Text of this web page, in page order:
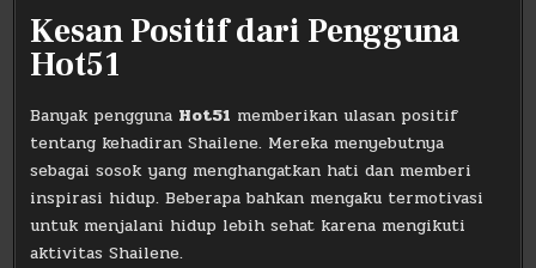
Kesan Positif dari Pengguna
Hot51
Banyak pengguna Hot51 memberikan ulasan positif
tentang kehadiran Shailene. Mereka menyebutnya
sebagai sosok yang menghangatkan hati dan memberi
inspirasi hidup. Beberapa bahkan mengaku termotivasi
untuk menjalani hidup lebih sehat karena mengikuti
aktivitas Shailene.